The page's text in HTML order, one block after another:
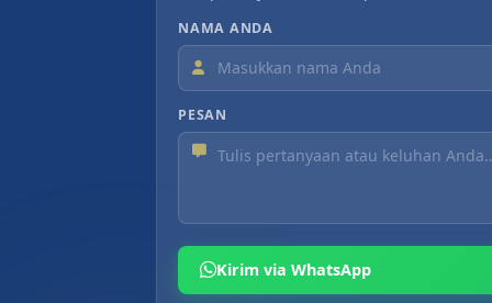
NAMA ANDA
PESAN
Kirim via WhatsApp